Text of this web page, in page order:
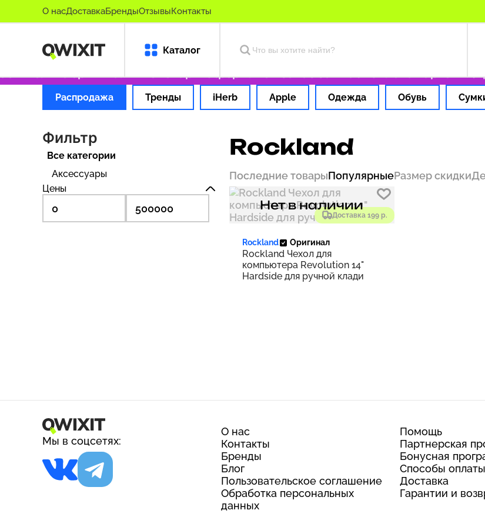
О насДоставкаБрендыОтзывыКонтакты
Каталог
₽ Только оригинальные товары Оформляем заказ за 1 час Оплата картой РФ
Распродажа Тренды iHerb Apple Одежда Обувь
Фильтр
Все категории
Аксессуары
Цены
Rockland
Последние товарыПопулярныеРазмер скидки
Доставка 199 р.
Нет в наличии
Rockland Оригинал
Rockland Чехол для
компьютера Revolution 14"
Hardside для ручной клади
Мы в соцсетях:
О нас
Контакты
Бренды
Блог
Пользовательское соглашение
Обработка персональных
данных
Помощь
Партнерская
Бонусная
Способы оплаты
Доставка
Гарантии и